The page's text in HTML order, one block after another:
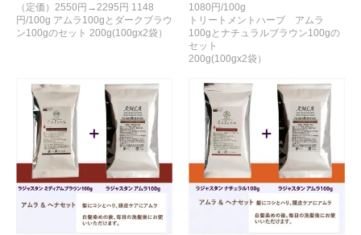
（定価）2550円→2295円 1148
円/100g アムラ100gとダークブラウ
ン100gのセット 200g(100gx2袋）
1080円/100g
トリートメントハーブ アムラ
100gとナチュラルブラウン100gの
セット
200g(100gx2袋）